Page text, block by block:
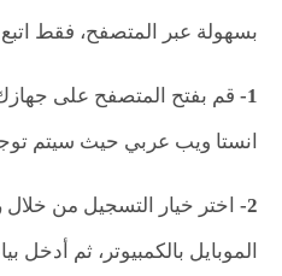
بسهولة عبر المتصفح، فقط اتبع
1-
قم بفتح المتصفح على
انستا ويب عربي حيث سيتم
2-
اختر خيار التسجيل من
الموبايل بالكمبيوتر، ثم أدخل